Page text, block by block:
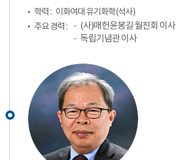
학력 : 이화여대 유기화학(석사)
주요 경력 :
(사)매헌윤봉길 월진회 이사
독립기념관 이사